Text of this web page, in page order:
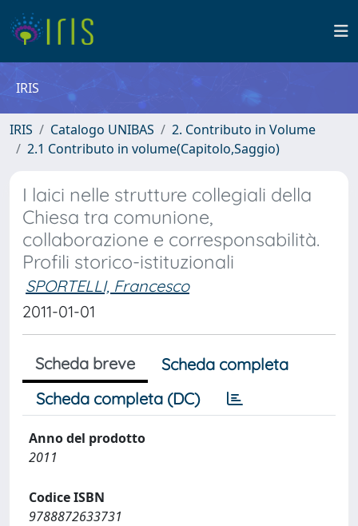
IRIS
IRIS Catalogo UNIBAS
2. Contributo in Volume
2.1 Contributo in volume(Capitolo,Saggio)
I laici nelle strutture collegiali della
Chiesa tra comunione,
collaborazione e corresponsabilità.
Profili storico-istituzionali
SPORTELLI, Francesco
2011-01-01
Scheda breve
Scheda completa
Scheda completa (DC)
Anno del prodotto
2011
Codice ISBN
9788872633731